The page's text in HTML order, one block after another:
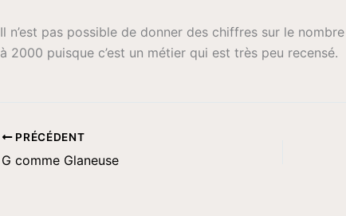
Il n’est pas possible de donner des chiffres sur le
à 2000 puisque c’est un métier qui est très peu recensé.
PRÉCÉDENT
G comme Glaneuse